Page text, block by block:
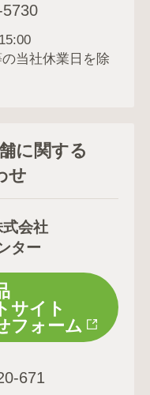
当社休業日を除
に関する
せ
会社
ター
サイト
フォーム
671